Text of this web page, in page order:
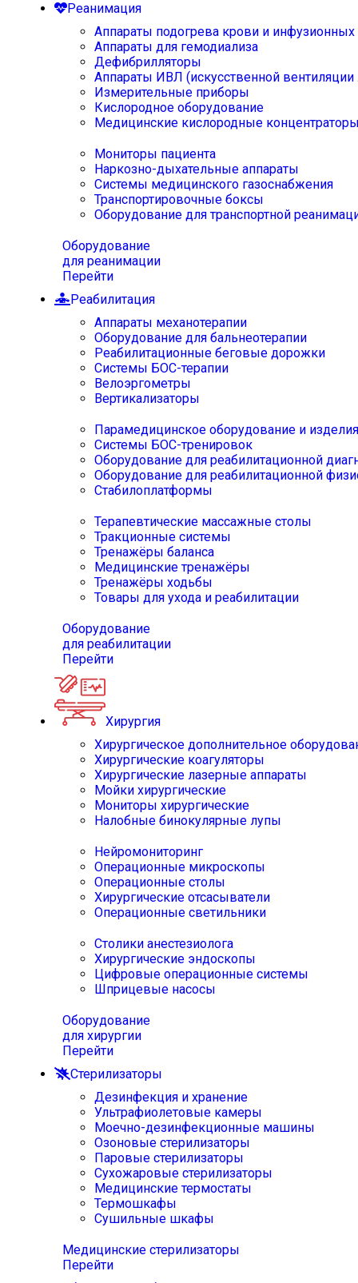
Реанимация
Аппараты подогрева крови и инфузионных
Аппараты для гемодиализа
Дефибрилляторы
Аппараты ИВЛ (искусственной вентиляции
Измерительные приборы
Кислородное оборудование
Медицинские кислородные
Мониторы пациента
Наркозно-дыхательные аппараты
Системы медицинского газоснабжения
Транспортировочные боксы
Оборудование для транспортной
Оборудование
для реанимации
Перейти
Реабилитация
Аппараты механотерапии
Оборудование для бальнеотерапии
Реабилитационные беговые дорожки
Системы БОС-терапии
Велоэргометры
Вертикализаторы
Парамедицинское оборудование и изделия
Системы БОС-тренировок
Оборудование для реабилитационной
Оборудование для реабилитационной
Стабилоплатформы
Терапевтические массажные столы
Тракционные системы
Тренажёры баланса
Медицинские тренажёры
Тренажёры ходьбы
Товары для ухода и реабилитации
Оборудование
для реабилитации
Перейти
Хирургия
Хирургическое дополнительное
Хирургические коагуляторы
Хирургические лазерные аппараты
Мойки хирургические
Мониторы хирургические
Налобные бинокулярные лупы
Нейромониторинг
Операционные микроскопы
Операционные столы
Хирургические отсасыватели
Операционные светильники
Столики анестезиолога
Хирургические эндоскопы
Цифровые операционные системы
Шприцевые насосы
Оборудование
для хирургии
Перейти
Стерилизаторы
Дезинфекция и хранение
Ультрафиолетовые камеры
Моечно-дезинфекционные машины
Озоновые стерилизаторы
Паровые стерилизаторы
Сухожаровые стерилизаторы
Медицинские термостаты
Термошкафы
Сушильные шкафы
Медицинские стерилизаторы
Перейти